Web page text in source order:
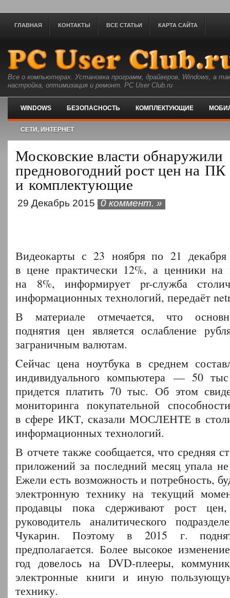
ГЛАВНАЯ КОНТАКТЫ ВСЕ СТАТЬИ КАРТА САЙТА
Все о компьютерах. Установка программ, драйверов, Windows, а
настройка, оптимизация и ремонт. PC User Club.ru
WINDOWS БЕЗОПАСНОСТЬ КОМПЛЕКТУЮЩИЕ
СЕТИ, ИНТЕРНЕТ
Московские власти обнаружили
предновогодний рост цен на ПК
и комплектующие
29 Декабрь 2015 0 коммент. »
Видеокарты с 23 ноября по 21
в цене практически 12%, а ценники на
на 8%, информирует pr-служба
информационных технологий, передаёт
В материале отмечается, что
поднятия цен является ослабление
заграничным валютам.
Cейчас цена ноутбука в среднем
индивидуального компьютера — 50
придется платить 70 тыс. Об этом
мониторинга покупательной
в сфере ИКТ, сказали МОСЛЕНТЕ в
информационных технологий.
В отчете также сообщается, что средняя
приложений за последний месяц упала
Ежели есть возможность и потребность,
электронную технику на текущий
продавцы пока сдерживают рост
руководитель аналитического
Чукарин. Поэтому в 2015 г.
предполагается. Более высокое
год довелось на DVD-плееры,
электронные книги и иную
технику.